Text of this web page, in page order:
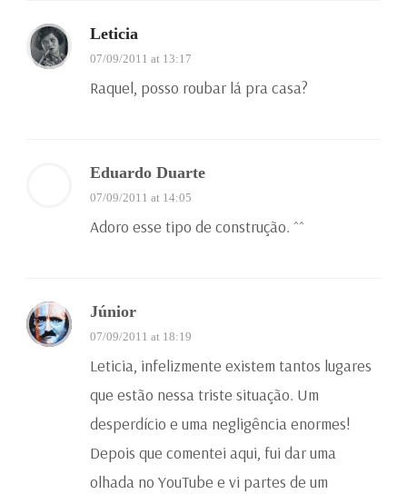
Leticia
07/09/2011 at 13:17
Raquel, posso roubar lá pra casa?
Eduardo Duarte
07/09/2011 at 14:05
Adoro esse tipo de construção. ^^
Júnior
07/09/2011 at 18:19
Leticia, infelizmente existem tantos lugares
que estão nessa triste situação. Um
desperdício e uma negligência enormes!
Depois que comentei aqui, fui dar uma
olhada no YouTube e vi partes de um